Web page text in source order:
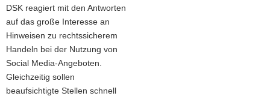
DSK reagiert mit den Antworten
auf das große Interesse an
Hinweisen zu rechtssicherem
Handeln bei der Nutzung von
Social Media-Angeboten.
Gleichzeitig sollen
beaufsichtigte Stellen schnell